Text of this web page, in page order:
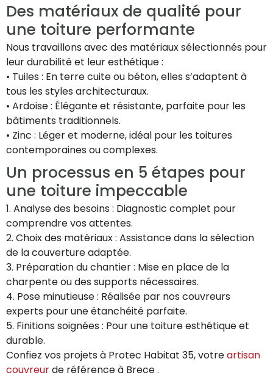
Des matériaux de qualité pour
une toiture performante
Nous travaillons avec des matériaux sélectionnés pour
leur durabilité et leur esthétique :
• Tuiles : En terre cuite ou béton, elles s’adaptent à
tous les styles architecturaux.
• Ardoise : Élégante et résistante, parfaite pour les
bâtiments traditionnels.
• Zinc : Léger et moderne, idéal pour les toitures
contemporaines ou complexes.
Un processus en 5 étapes pour
une toiture impeccable
1. Analyse des besoins : Diagnostic complet pour
comprendre vos attentes.
2. Choix des matériaux : Assistance dans la sélection
de la couverture adaptée.
3. Préparation du chantier : Mise en place de la
charpente ou des supports nécessaires.
4. Pose minutieuse : Réalisée par nos couvreurs
experts pour une étanchéité parfaite.
5. Finitions soignées : Pour une toiture esthétique et
durable.
Confiez vos projets à Protec Habitat 35, votreartisan
couvreurde référence à Brece .